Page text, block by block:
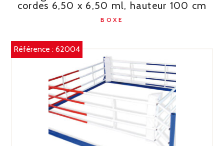
cordes 6,50 x 6,50 ml, hauteur 100 cm
BOXE
Référence :62004